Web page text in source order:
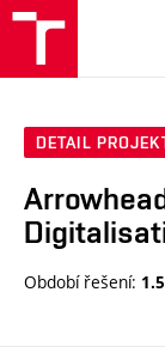
DETAIL
Období řešení: